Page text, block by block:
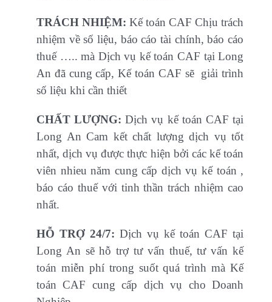
TRÁCH NHIỆM: Kế toán CAF Chịu trách
nhiệm về số liệu, báo cáo tài chính, báo cáo
thuế ….. mà Dịch vụ kế toán CAF tại Long
An đã cung cấp, Kế toán CAF sẽ giải trình
số liệu khi cần thiết
CHẤT LƯỢNG: Dịch vụ kế toán CAF tại
Long An Cam kết chất lượng dịch vụ tốt
nhất, dịch vụ được thực hiện bởi các kế toán
viên nhieu năm cung cấp dịch vụ kế toán ,
báo cáo thuế với tinh thần trách nhiệm cao
nhất.
HỖ TRỢ 24/7: Dịch vụ kế toán CAF tại
Long An sẽ hỗ trợ tư vấn thuế, tư vấn kế
toán miễn phí trong suốt quá trình mà Kế
toán CAF cung cấp dịch vụ cho Doanh